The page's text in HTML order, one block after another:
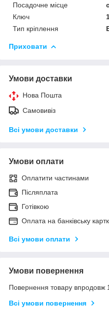
Посадочне місце
Ключ
Тип кріплення
Приховати
Умови доставки
Нова Пошта
Самовивіз
Всі умови доставки
Умови оплати
Оплатити частинами
Післяплата
Готівкою
Оплата на банківську
Всі умови оплати
Умови повернення
Повернення товару впродовж
Всі умови повернення